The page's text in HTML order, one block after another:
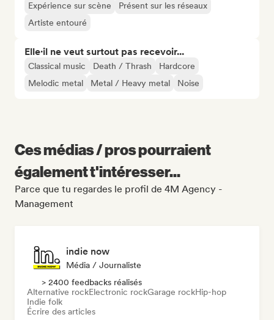
Expérience sur scène
Présent sur les réseaux
Artiste entouré
Elle·il ne veut surtout pas recevoir...
Classical music Death / Thrash
Hardcore
Melodic metal
Metal / Heavy metal Noise
Ces médias / pros pourraient
également t'intéresser...
Parce que tu regardes le profil de 4M Agency -
Management
indie now
Média / Journaliste
> 2400 feedbacks réalisés
Alternative rockElectronic rockGarage rockHip-hop
Indie folk
Écrire des articles